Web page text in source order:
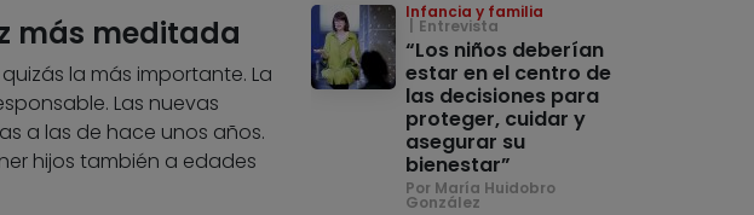
más meditada
la más importante. La
Las nuevas
a las de hace unos años.
hijos también a edades
Infancia y familia
Entrevista
“Los niños deberían
estar en el centro de
las decisiones para
proteger, cuidar y
asegurar su
bienestar”
Por María Huidobro
González